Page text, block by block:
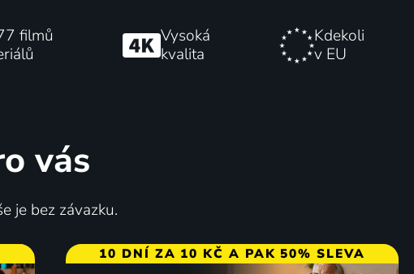
filmů
Vysoká
kvalita
Kdekoli
v EU
vás
je bez závazku.
10 DNÍ ZA 10 KČ A PAK 50% SLEVA